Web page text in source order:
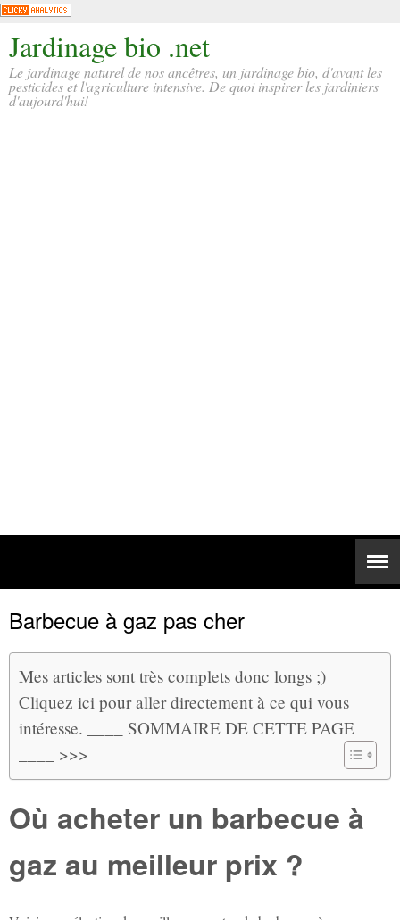
Jardinage bio .net
Le jardinage naturel de nos ancêtres, un jardinage bio, d'avant les
pesticides et l'agriculture intensive. De quoi inspirer les jardiniers
d'aujourd'hui!
Barbecue à gaz pas cher
Mes articles sont très complets donc longs ;)
Cliquez ici pour aller directement à ce qui vous
intéresse. ____ SOMMAIRE DE CETTE PAGE
____ >>>
Où acheter un barbecue à
gaz au meilleur prix ?